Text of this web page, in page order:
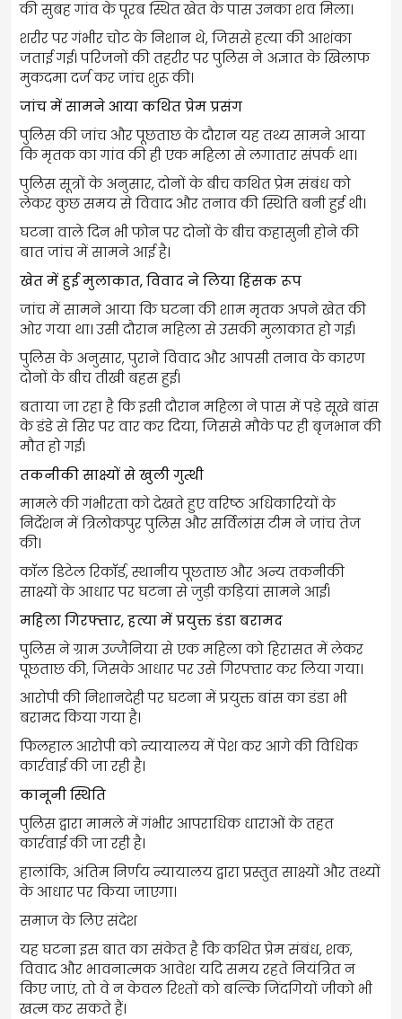
की सुबह गांव के पूरब स्थित खेत के पास उनका शव मिला।
शरीर पर गंभीर चोट के निशान थे, जिससे हत्या की आशंका
जताई गई। परिजनों की तहरीर पर पुलिस ने अज्ञात के खिलाफ
मुकदमा दर्ज कर जांच शुरू की।
जांच में सामने आया कथित प्रेम प्रसंग
पुलिस की जांच और पूछताछ के दौरान यह तथ्य सामने आया
कि मृतक का गांव की ही एक महिला से लगातार संपर्क था।
पुलिस सूत्रों के अनुसार, दोनों के बीच कथित प्रेम संबंध को
लेकर कुछ समय से विवाद और तनाव की स्थिति बनी हुई थी।
घटना वाले दिन भी फोन पर दोनों के बीच कहासुनी होने की
बात जांच में सामने आई है।
खेत में हुई मुलाकात, विवाद ने लिया हिंसक रूप
जांच में सामने आया कि घटना की शाम मृतक अपने खेत की
ओर गया था। उसी दौरान महिला से उसकी मुलाकात हो गई।
पुलिस के अनुसार, पुराने विवाद और आपसी तनाव के कारण
दोनों के बीच तीखी बहस हुई।
बताया जा रहा है कि इसी दौरान महिला ने पास में पड़े सूखे बांस
के डंडे से सिर पर वार कर दिया, जिससे मौके पर ही बृजभान की
मौत हो गई।
तकनीकी साक्ष्यों से खुली गुत्थी
मामले की गंभीरता को देखते हुए वरिष्ठ अधिकारियों के
निर्देशन में त्रिलोकपुर पुलिस और सर्विलांस टीम ने जांच तेज
की।
कॉल डिटेल रिकॉर्ड, स्थानीय पूछताछ और अन्य तकनीकी
साक्ष्यों के आधार पर घटना से जुड़ी कड़ियां सामने आईं।
महिला गिरफ्तार, हत्या में प्रयुक्त डंडा बरामद
पुलिस ने ग्राम उज्जैनिया से एक महिला को हिरासत में लेकर
पूछताछ की, जिसके आधार पर उसे गिरफ्तार कर लिया गया।
आरोपी की निशानदेही पर घटना में प्रयुक्त बांस का डंडा भी
बरामद किया गया है।
फिलहाल आरोपी को न्यायालय में पेश कर आगे की विधिक
कार्रवाई की जा रही है।
कानूनी स्थिति
पुलिस द्वारा मामले में गंभीर आपराधिक धाराओं के तहत
कार्रवाई की जा रही है।
हालांकि, अंतिम निर्णय न्यायालय द्वारा प्रस्तुत साक्ष्यों और तथ्यों
के आधार पर किया जाएगा।
समाज के लिए संदेश
यह घटना इस बात का संकेत है कि कथित प्रेम संबंध, शक,
विवाद और भावनात्मक आवेश यदि समय रहते नियंत्रित न
किए जाएं, तो वे न केवल रिश्तों को बल्कि जिंदगियों जीको भी
खत्म कर सकते हैं।